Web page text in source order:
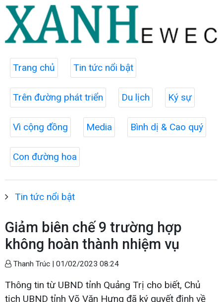
Trang chủ Tin tức nổi bật
Trên đường phát triển Du lịch Ký sự
Vì cộng đồng Media Bình dị & Cao quý
Con đường hoa
Tin tức nổi bật
Giảm biên chế 9 trường hợp
không hoàn thành nhiệm vụ
Thanh Trúc | 01/02/2023 08:24
Thông tin từ UBND tỉnh Quảng Trị cho biết, Chủ
tịch UBND tỉnh Võ Văn Hưng đã ký quyết định về